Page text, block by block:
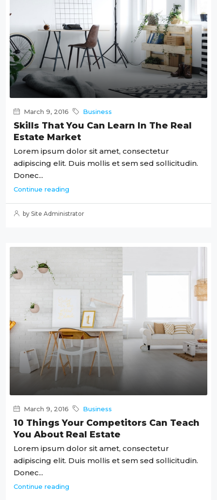
March 9, 2016 Business
Skills That You Can Learn In The Real
Estate Market
Lorem ipsum dolor sit amet, consectetur
adipiscing elit. Duis mollis et sem sed sollicitudin.
Donec...
Continue reading
by Site Administrator
March 9, 2016 Business
10 Things Your Competitors Can Teach
You About Real Estate
Lorem ipsum dolor sit amet, consectetur
adipiscing elit. Duis mollis et sem sed sollicitudin.
Donec...
Continue reading